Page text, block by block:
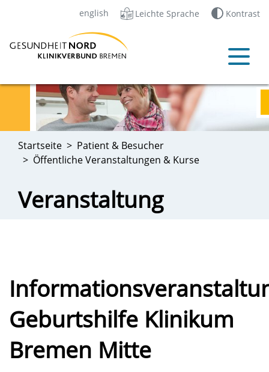
english Leichte Sprache Kontrast
Startseite
Patient & Besucher
Öffentliche Veranstaltungen & Kurse
Veranstaltung
Geburtshilfe Klinikum
Bremen Mitte